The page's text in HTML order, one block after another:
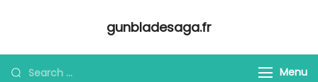
gunbladesaga.fr
Looking
Menu